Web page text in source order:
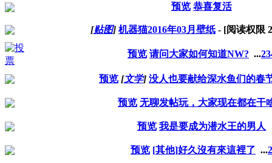
预览 恭喜复活
[贴图] 机器猫2016年03月壁纸 - [阅读权限
预览 请问大家如何知道NW? ...23
预览 [文学] 没人也要献给深水鱼们的春
预览 无聊发帖玩，大家现在都在干
预览 我是要成为潜水王的男人
预览 [其他]好久沒有來這裡了 ...2